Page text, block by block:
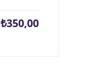
Orijinal
₺350,00
Şu